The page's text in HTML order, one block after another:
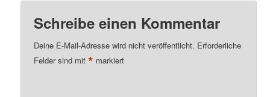
Schreibe einen Kommentar
Deine E-Mail-Adresse wird nicht veröffentlicht. Erforderliche
Felder sind mit* markiert